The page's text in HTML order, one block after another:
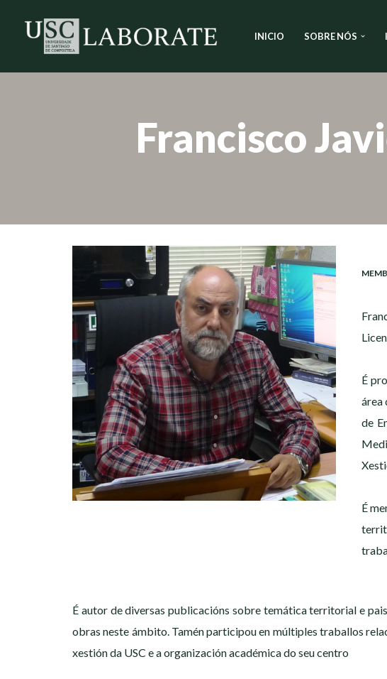
Saltar
INICIO SOBRE NÓS
Francisco
É
área
de
É
É autor de diversas publicacións sobre temática territorial e
obras neste ámbito. Tamén participou en múltiples traballos
xestión da USC e a organización académica do seu centro